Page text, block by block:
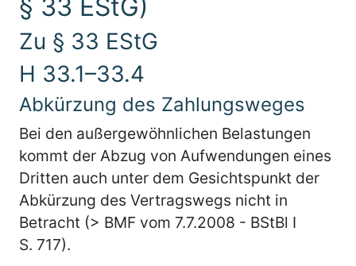
§ 33 EStG)
Zu § 33 EStG
H 33.1–33.4
Abkürzung des Zahlungsweges
Bei den außergewöhnlichen Belastungen
kommt der Abzug von Aufwendungen eines
Dritten auch unter dem Gesichtspunkt der
Abkürzung des Vertragswegs nicht in
Betracht (> BMF vom 7.7.2008 - BStBl I
S. 717).